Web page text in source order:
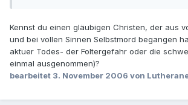
Kennst du einen gläubigen Christen, der aus
und bei vollen Sinnen Selbstmord begangen
aktuer Todes- der Foltergefahr oder die
einmal ausgenommen)?
bearbeitet 3. November 2006 von